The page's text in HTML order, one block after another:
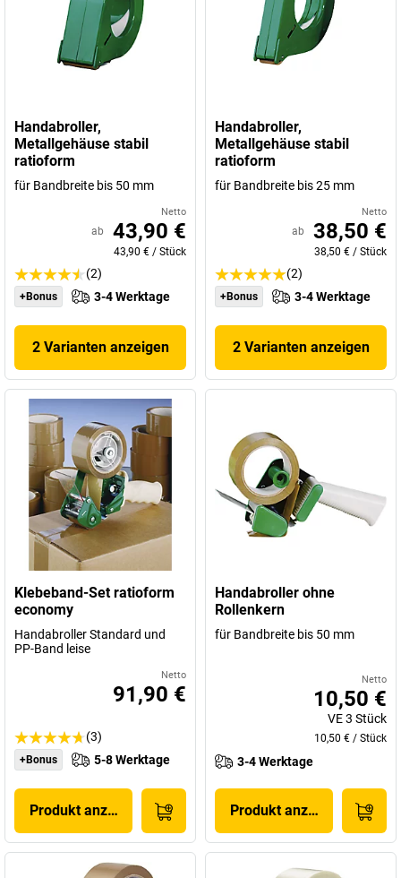
Handabroller,
Metallgehäuse stabil
ratioform
für Bandbreite bis 50 mm
Netto
ab 43,90 €
43,90 € / Stück
(2)
+Bonus 3-4 Werktage
2 Varianten anzeigen
Handabroller,
Metallgehäuse stabil
ratioform
für Bandbreite bis 25 mm
Netto
ab 38,50 €
38,50 € / Stück
(2)
+Bonus 3-4 Werktage
2 Varianten anzeigen
Klebeband-Set ratioform
economy
Handabroller Standard und
PP-Band leise
Netto
91,90 €
(3)
+Bonus 5-8 Werktage
Produkt anzeigen
Handabroller ohne
Rollenkern
für Bandbreite bis 50 mm
Netto
10,50 €
VE3 Stück
10,50 € / Stück
3-4 Werktage
Produkt anzeigen